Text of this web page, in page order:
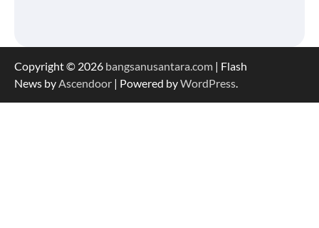
Copyright © 2026 bangsanusantara.com | Flash
News byAscendoor | Powered byWordPress.